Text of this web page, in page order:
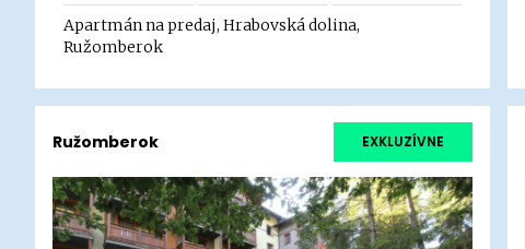
Apartmán na predaj, Hrabovská dolina,
Ružomberok
Ružomberok EXKLUZÍVNE